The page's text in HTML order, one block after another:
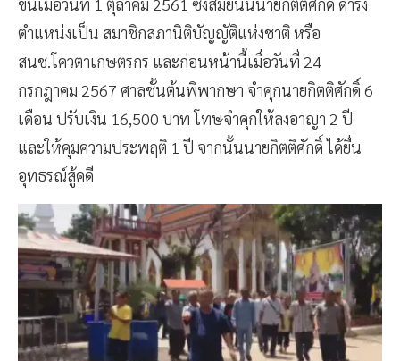
ขึ้นเมื่อวันที่ 1 ตุลาคม 2561 ซึ่งสมัยนั้นนายกิตติศักดิ์ ดำรง
ตำแหน่งเป็น สมาชิกสภานิติบัญญัติแห่งชาติ หรือ
สนช.โควตาเกษตรกร และก่อนหน้านี้เมื่อวันที่ 24
กรกฎาคม 2567 ศาลชั้นต้นพิพากษา จำคุกนายกิตติศักดิ์ 6
เดือน ปรับเงิน 16,500 บาท โทษจำคุกให้ลงอาญา 2 ปี
และให้คุมความประพฤติ 1 ปี จากนั้นนายกิตติศักดิ์ ได้ยื่น
อุทธรณ์สู้คดี